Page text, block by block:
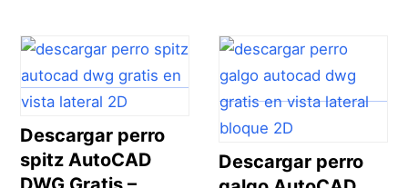
Descargar perro
spitz AutoCAD
Descargar perro